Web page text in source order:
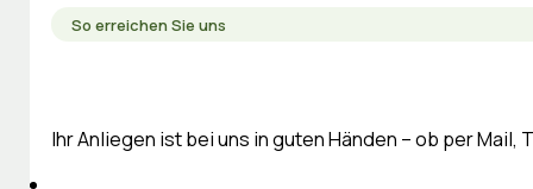
So erreichen Sie uns
Ihr Anliegen ist bei uns in guten Händen – ob per